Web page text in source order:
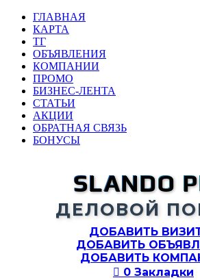
ГЛАВНАЯ
КАРТА
ТГ
ОБЪЯВЛЕНИЯ
КОМПАНИИ
ПРОМО
БИЗНЕС-ЛЕНТА
СТАТЬИ
АКЦИИ
ОБРАТНАЯ СВЯЗЬ
БОНУСЫ
SLANDO
ДЕЛОВОЙ
ДОБАВИТЬ
ДОБАВИТЬ
ДОБАВИТЬ
 0 Закладки